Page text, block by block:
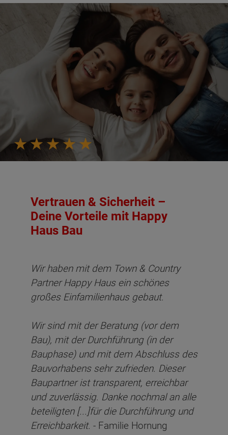
Vertrauen & Sicherheit –
Deine Vorteile mit Happy
Haus Bau
Wir haben mit dem Town & Country
Partner Happy Haus ein schönes
großes Einfamilienhaus gebaut.
Wir sind mit der Beratung (vor dem
Bau), mit der Durchführung (in der
Bauphase) und mit dem Abschluss des
Bauvorhabens sehr zufrieden. Dieser
Baupartner ist transparent, erreichbar
und zuverlässig. Danke nochmal an alle
beteiligten [...]für die Durchführung und
Erreichbarkeit. - Familie Hornung